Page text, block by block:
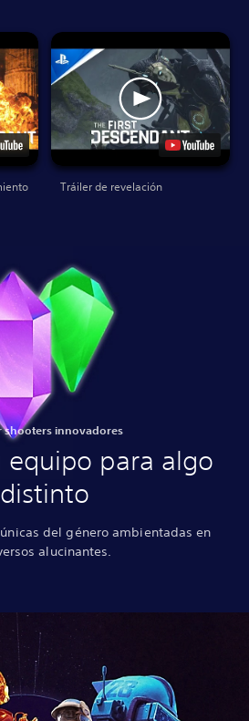
Tráiler de revelación
shooters innovadores
equipo para algo
distinto
del género ambientadas en
alucinantes.